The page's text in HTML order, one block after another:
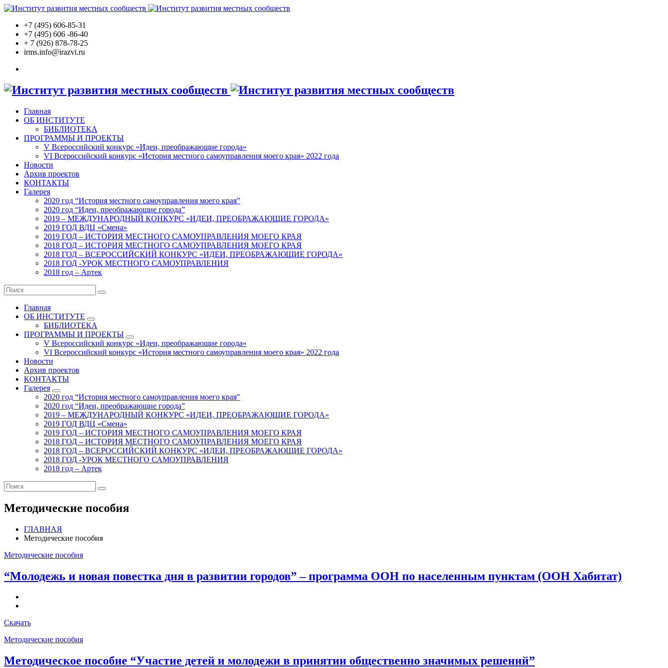
+7 (495) 606-85-31
+7 (495) 606 -86-40
+ 7 (926) 878-78-25
irms.info@irazvi.ru
Главная
ОБ ИНСТИТУТЕ
БИБЛИОТЕКА
ПРОГРАММЫ И ПРОЕКТЫ
V Всероссийский конкурс «Идеи, преображающие города»
VI Всероссийский конкурс «История местного самоуправления моего края» 2022 года
Новости
Архив проектов
КОНТАКТЫ
Галерея
2020 год “История местного самоуправления моего края”
2020 год “Идеи, преображающие города”
2019 – МЕЖДУНАРОДНЫЙ КОНКУРС «ИДЕИ, ПРЕОБРАЖАЮЩИЕ ГОРОДА»
2019 ГОД ВДЦ «Смена»
2019 ГОД – ИСТОРИЯ МЕСТНОГО САМОУПРАВЛЕНИЯ МОЕГО КРАЯ
2018 ГОД – ИСТОРИЯ МЕСТНОГО САМОУПРАВЛЕНИЯ МОЕГО КРАЯ
2018 ГОД – ВСЕРОССИЙСКИЙ КОНКУРС «ИДЕИ, ПРЕОБРАЖАЮЩИЕ ГОРОДА»
2018 ГОД -УРОК МЕСТНОГО САМОУПРАВЛЕНИЯ
2018 год – Артек
Главная
ОБ ИНСТИТУТЕ
БИБЛИОТЕКА
ПРОГРАММЫ И ПРОЕКТЫ
V Всероссийский конкурс «Идеи, преображающие города»
VI Всероссийский конкурс «История местного самоуправления моего края» 2022 года
Новости
Архив проектов
КОНТАКТЫ
Галерея
2020 год “История местного самоуправления моего края”
2020 год “Идеи, преображающие города”
2019 – МЕЖДУНАРОДНЫЙ КОНКУРС «ИДЕИ, ПРЕОБРАЖАЮЩИЕ ГОРОДА»
2019 ГОД ВДЦ «Смена»
2019 ГОД – ИСТОРИЯ МЕСТНОГО САМОУПРАВЛЕНИЯ МОЕГО КРАЯ
2018 ГОД – ИСТОРИЯ МЕСТНОГО САМОУПРАВЛЕНИЯ МОЕГО КРАЯ
2018 ГОД – ВСЕРОССИЙСКИЙ КОНКУРС «ИДЕИ, ПРЕОБРАЖАЮЩИЕ ГОРОДА»
2018 ГОД -УРОК МЕСТНОГО САМОУПРАВЛЕНИЯ
2018 год – Артек
Методические пособия
ГЛАВНАЯ
Методические пособия
Методические пособия
“Молодежь и новая повестка дня в развитии городов” – программа ООН по населенным пунктам (ООН Хабитат)
Скачать
Методические пособия
Методическое пособие “Участие детей и молодежи в принятии общественно значимых решений”